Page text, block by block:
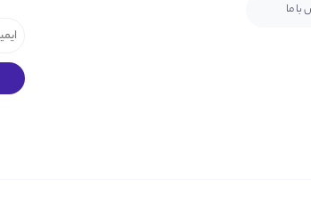
ما